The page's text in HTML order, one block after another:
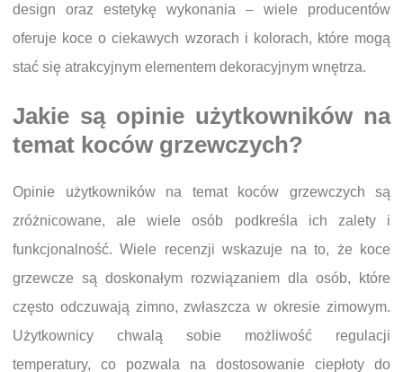
design oraz estetykę wykonania – wiele producentów
oferuje koce o ciekawych wzorach i kolorach, które mogą
stać się atrakcyjnym elementem dekoracyjnym wnętrza.
Jakie są opinie użytkowników na
temat koców grzewczych?
Opinie użytkowników na temat koców grzewczych są
zróżnicowane, ale wiele osób podkreśla ich zalety i
funkcjonalność. Wiele recenzji wskazuje na to, że koce
grzewcze są doskonałym rozwiązaniem dla osób, które
często odczuwają zimno, zwłaszcza w okresie zimowym.
Użytkownicy chwalą sobie możliwość regulacji
temperatury, co pozwala na dostosowanie ciepłoty do